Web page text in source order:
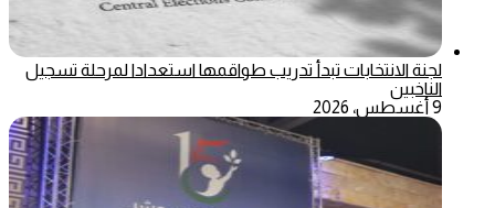
لجنة الانتخابات تبدأ تدريب طواقمها استعدادا لمرحلة تسجيل
الناخبين
9 أغسطس، 2026